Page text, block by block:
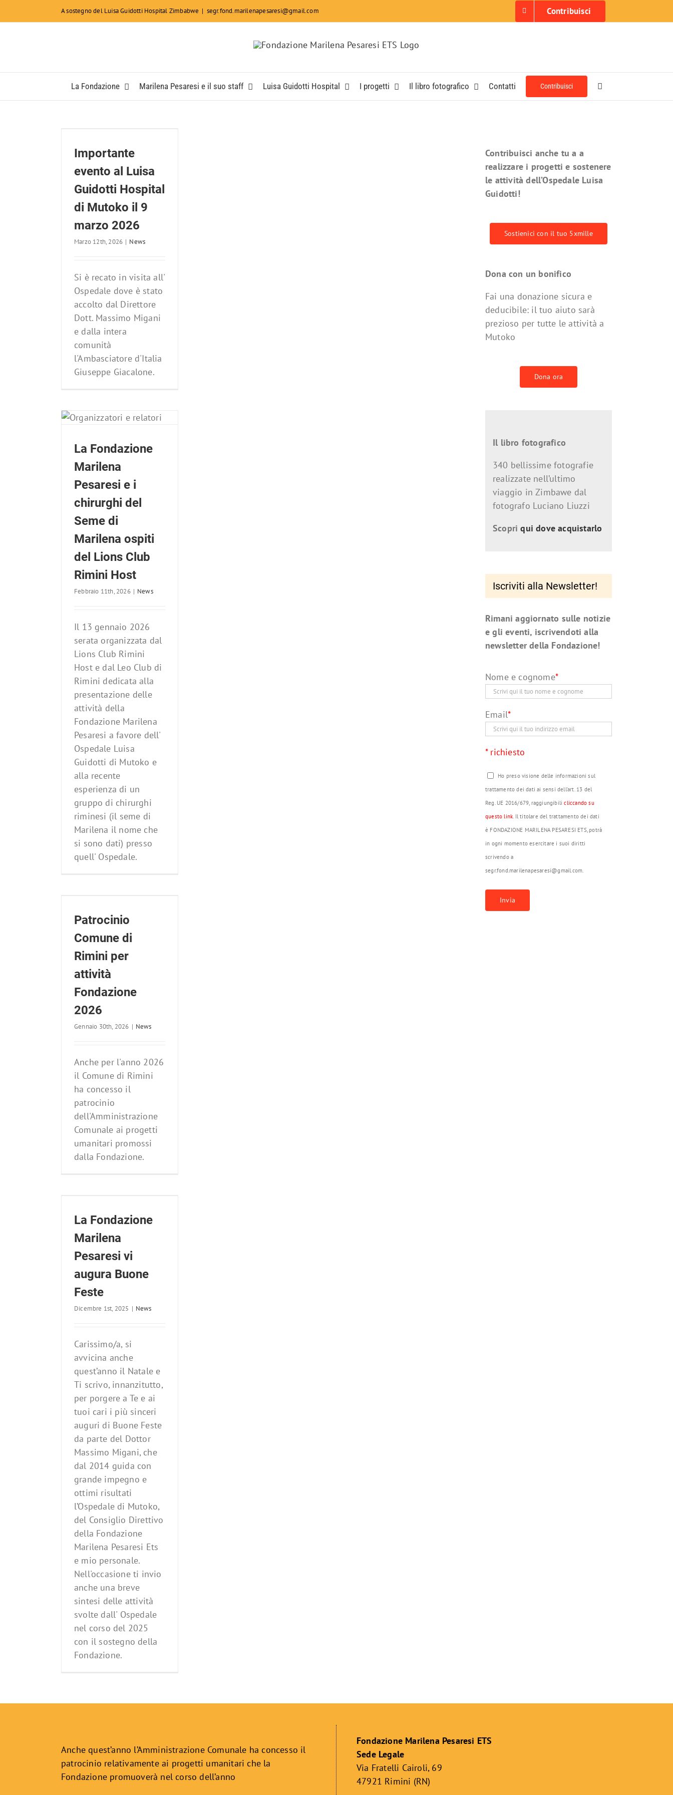
al
A sostegno del Luisa Guidotti Hospital Zimbabwe | segr.fond.marilenapesaresi@gmail.com Contribuisci
La Fondazione Marilena Pesaresi e il suo staff Luisa Guidotti Hospital I progetti Il libro fotografico Contatti Contribuisci
Importante
evento al Luisa
Guidotti Hospital
di Mutoko il 9
marzo 2026
Marzo 12th, 2026 | News
Si è recato in visita all'
Ospedale dove è stato
accolto dal Direttore
Dott. Massimo Migani
e dalla intera
comunità
l'Ambasciatore d'Italia
Giuseppe Giacalone.
La Fondazione
Marilena
Pesaresi e i
chirurghi del
Seme di
Marilena ospiti
del Lions Club
Rimini Host
Febbraio 11th, 2026 | News
Il 13 gennaio 2026
serata organizzata dal
Lions Club Rimini
Host e dal Leo Club di
Rimini dedicata alla
presentazione delle
attività della
Fondazione Marilena
Pesaresi a favore dell'
Ospedale Luisa
Guidotti di Mutoko e
alla recente
esperienza di un
gruppo di chirurghi
riminesi (il seme di
Marilena il nome che
si sono dati) presso
quell' Ospedale.
Patrocinio
Comune di
Rimini per
attività
Fondazione
2026
Gennaio 30th, 2026 | News
Anche per l'anno 2026
il Comune di Rimini
ha concesso il
patrocinio
dell'Amministrazione
Comunale ai progetti
umanitari promossi
dalla Fondazione.
La Fondazione
Marilena
Pesaresi vi
augura Buone
Feste
Dicembre 1st, 2025 | News
Carissimo/a, si
avvicina anche
quest’anno il Natale e
Ti scrivo, innanzitutto,
per porgere a Te e ai
tuoi cari i più sinceri
auguri di Buone Feste
da parte del Dottor
Massimo Migani, che
dal 2014 guida con
grande impegno e
ottimi risultati
l’Ospedale di Mutoko,
del Consiglio Direttivo
della Fondazione
Marilena Pesaresi Ets
e mio personale.
Nell'occasione ti invio
anche una breve
sintesi delle attività
svolte dall' Ospedale
nel corso del 2025
con il sostegno della
Fondazione.
Contribuisci anche tu a a
realizzare i progetti e sostenere
le attività dell’Ospedale Luisa
Guidotti!
Sostienici con il tuo 5xmille
Dona con un bonifico
Fai una donazione sicura e
deducibile: il tuo aiuto sarà
prezioso per tutte le attività a
Mutoko
Dona ora
Il libro fotografico
340 bellissime fotografie
realizzate nell’ultimo
viaggio in Zimbawe dal
fotografo Luciano Liuzzi
Scopriqui dove acquistarlo
Iscriviti alla Newsletter!
Rimani aggiornato sulle notizie
e gli eventi, iscrivendoti alla
newsletter della Fondazione!
Nome e cognome*
Email*
* richiesto
Ho preso visione delle informazioni sul
trattamento dei dati ai sensi dell’art. 13 del
Reg. UE 2016/679, raggiungibilicliccando su
questo link . Il titolare del trattamento dei dati
è FONDAZIONE MARILENA PESARESI ETS, potrà
in ogni momento esercitare i suoi diritti
scrivendo a
segr.fond.marilenapesaresi@gmail.com.
Anche quest’anno l’Amministrazione Comunale ha concesso il
patrocinio relativamente ai progetti umanitari che la
Fondazione promuoverà nel corso dell’anno
Fondazione Marilena Pesaresi ETS
Sede Legale
Via Fratelli Cairoli, 69
47921 Rimini (RN)